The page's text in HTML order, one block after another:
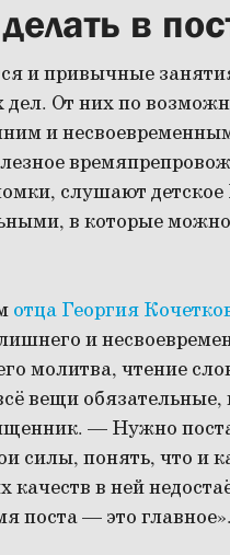
в
и привычные
От них по
и
слушают
в которые можно
отца Георгия
и
молитва, чтение
вещи обязательные,
— Нужно
силы, понять, что
в ней
поста — это главное».